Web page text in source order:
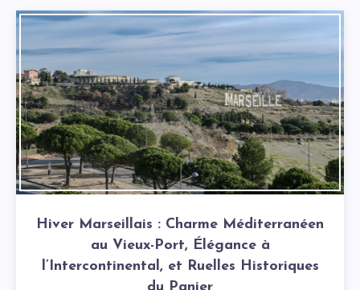
Hiver Marseillais : Charme Méditerranéen
au Vieux-Port, Élégance à
l’Intercontinental, et Ruelles Historiques
du Panier